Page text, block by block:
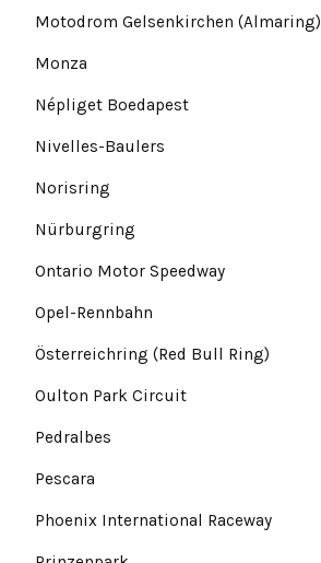
Motodrom Gelsenkirchen (Almaring)
Monza
Népliget Boedapest
Nivelles-Baulers
Norisring
Nürburgring
Ontario Motor Speedway
Opel-Rennbahn
Österreichring (Red Bull Ring)
Oulton Park Circuit
Pedralbes
Pescara
Phoenix International Raceway